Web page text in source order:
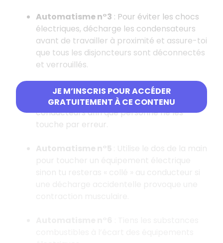
JE M’INSCRIS POUR ACCÉDER
GRATUITEMENT À CE CONTENU
Automatisme n°3 : Pour éviter les chocs
électriques, décharge les condensateurs
avant de travailler à proximité et assure-toi
que tous les disjoncteurs sont déconnectés
et verrouillés.
Automatisme n°4: Enferme ou recouvre
les raccordements électriques et
conducteurs afin que personne ne les
touche par erreur.
Automatisme n°5
: Utilise le dos de la main